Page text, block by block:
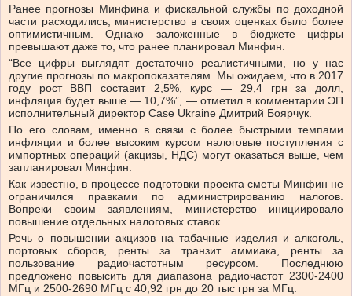
Ранее прогнозы Минфина и фискальной службы по доходной
части расходились, министерство в своих оценках было более
оптимистичным. Однако заложенные в бюджете цифры
превышают даже то, что ранее планировал Минфин.
“Все цифры выглядят достаточно реалистичными, но у нас
другие прогнозы по макропоказателям. Мы ожидаем, что в 2017
году рост ВВП составит 2,5%, курс — 29,4 грн за долл,
инфляция будет выше — 10,7%”, — отметил в комментарии ЭП
исполнительный директор Case Ukraine Дмитрий Боярчук.
По его словам, именно в связи с более быстрыми темпами
инфляции и более высоким курсом налоговые поступления с
импортных операций (акцизы, НДС) могут оказаться выше, чем
запланировал Минфин.
Как известно, в процессе подготовки проекта сметы Минфин не
ограничился правками по администрированию налогов.
Вопреки своим заявлениям, министерство инициировало
повышение отдельных налоговых ставок.
Речь о повышении акцизов на табачные изделия и алкоголь,
портовых сборов, ренты за транзит аммиака, ренты за
пользование радиочастотным ресурсом. Последнюю
предложено повысить для диапазона радиочастот 2300-2400
МГц и 2500-2690 МГц с 40,92 грн до 20 тыс грн за МГц.